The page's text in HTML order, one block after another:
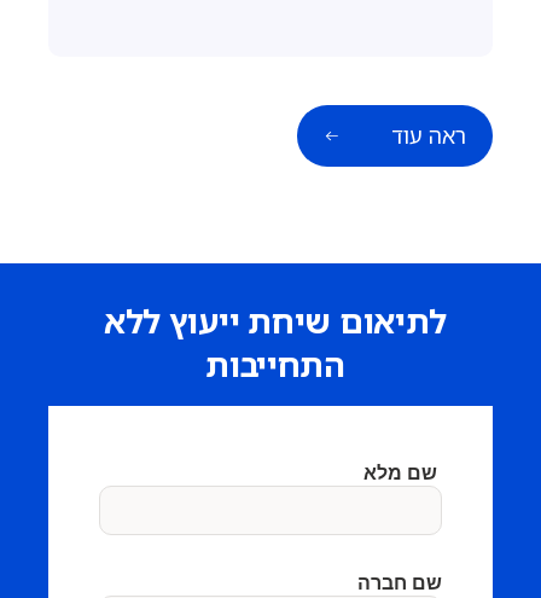
ראה עוד
לתיאום שיחת ייעוץ ללא
התחייבות